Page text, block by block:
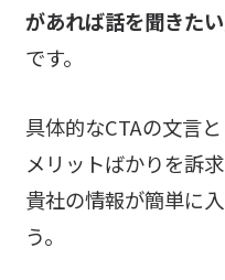
があれば話を聞きたい
です。
具体的なCTAの文言
メリットばかりを訴
貴社の情報が簡単に
う。